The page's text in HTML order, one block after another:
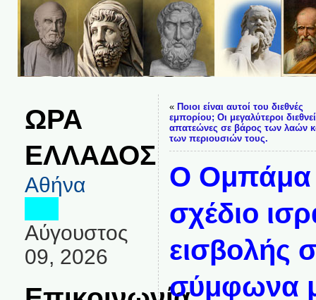
ΩΡΑ
ΕΛΛΑΔΟΣ
Αθήνα
Αύγουστος
09, 2026
« Ποιοι είναι αυτοί του διεθνές
εμπορίου; Οι μεγαλύτεροι
απατεώνες σε βάρος των λαών
των περιουσιών τους.
Ο Ομπάμα
σχέδιο
εισβολής
σύμφωνα